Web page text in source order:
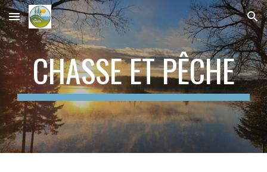
Skip to main content Skip to navigation
CHASSE ET PÊCHE